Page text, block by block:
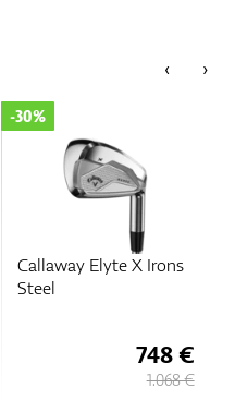
‹ ›
Apex Pro 24 Irons